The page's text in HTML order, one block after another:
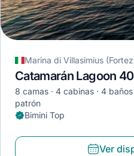
Marina di Villasimius
Catamarán Lagoon 40
8 camas 4 cabinas 4 baños
patrón
Bimini Top
Ver